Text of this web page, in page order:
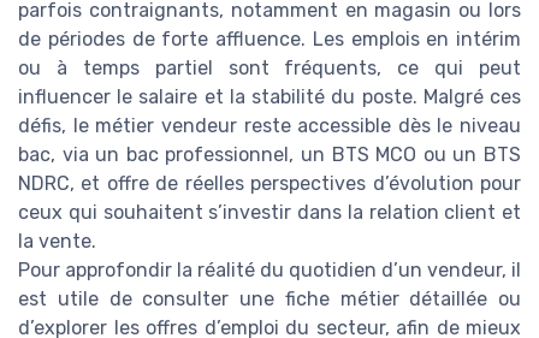
parfois contraignants, notamment en magasin ou lors
de périodes de forte affluence. Les emplois en intérim
ou à temps partiel sont fréquents, ce qui peut
influencer le salaire et la stabilité du poste. Malgré ces
défis, le métier vendeur reste accessible dès le niveau
bac, via un bac professionnel, un BTS MCO ou un BTS
NDRC, et offre de réelles perspectives d’évolution pour
ceux qui souhaitent s’investir dans la relation client et
la vente.
Pour approfondir la réalité du quotidien d’un vendeur, il
est utile de consulter une fiche métier détaillée ou
d’explorer les offres d’emploi du secteur, afin de mieux